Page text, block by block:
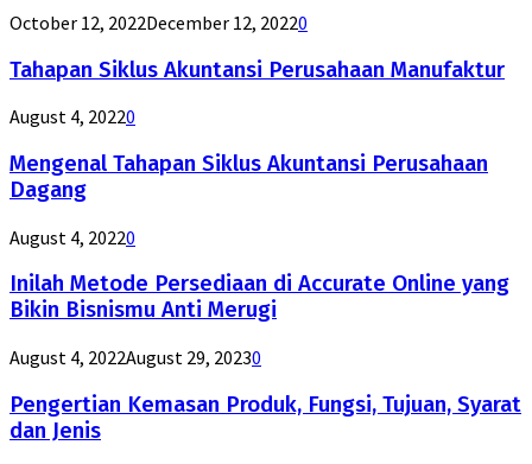
October 12, 2022December 12, 20220
Tahapan Siklus Akuntansi Perusahaan Manufaktur
August 4, 20220
Mengenal Tahapan Siklus Akuntansi Perusahaan
Dagang
August 4, 20220
Inilah Metode Persediaan di Accurate Online yang
Bikin Bisnismu Anti Merugi
August 4, 2022August 29, 20230
Pengertian Kemasan Produk, Fungsi, Tujuan, Syarat
dan Jenis